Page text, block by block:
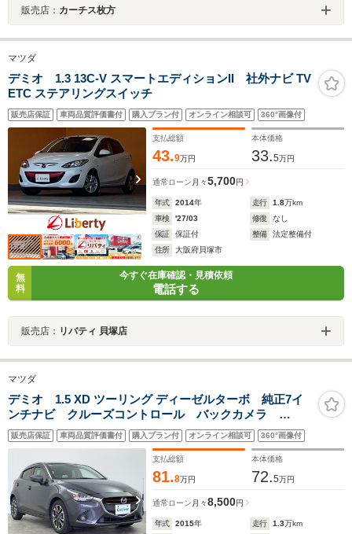
販売店： カーチス枚方
マツダ
デミオ 1.3 13C-V スマートエディションII 社外ナビ TV
ETC ステアリングスイッチ
販売店保証 車両品質評価書付 購入プラン付 オンライン相談可 360°画像付
支払総額
43.9万円
本体価格
33.5万円
通常ローン 月々5,700円
年式 2014年 走行 1.8万km
車検
'27/03 修復
なし
保証
保証付 整備
法定整備付
住所
大阪府貝塚市
無
料
今すぐ在庫確認・見積依頼
電話する
販売店： リバティ 貝塚店
マツダ
デミオ 1.5 XD ツーリング ディーゼルターボ 純正7イ
ンチナビ クルーズコントロール バックカメラ
ETC Bluetooth LEDヘッドライト フルセグTV
USB 純正AW スマートキー アイドリングストップ
プッシュスタート AAC
販売店保証 車両品質評価書付 購入プラン付 オンライン相談可 360°画像付
支払総額
81.8万円
本体価格
72.5万円
通常ローン 月々8,500円
年式 2015年 走行 1.3万km